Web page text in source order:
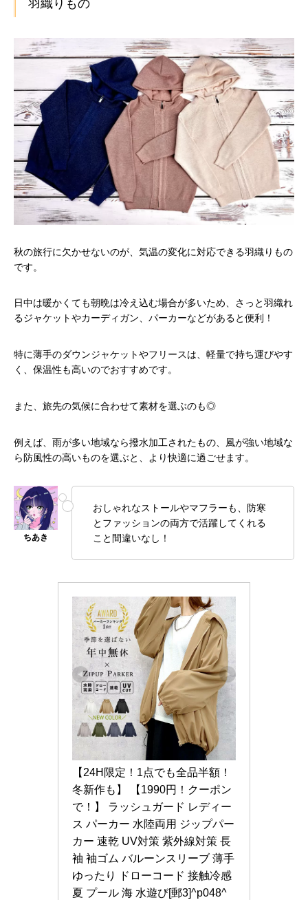
羽織りもの
秋の旅行に欠かせないのが、気温の変化に対応できる羽織りもの
です。
日中は暖かくても朝晩は冷え込む場合が多いため、さっと羽織れ
るジャケットやカーディガン、パーカーなどがあると便利！
特に薄手のダウンジャケットやフリースは、軽量で持ち運びやす
く、保温性も高いのでおすすめです。
また、旅先の気候に合わせて素材を選ぶのも◎
例えば、雨が多い地域なら撥水加工されたもの、風が強い地域な
ら防風性の高いものを選ぶと、より快適に過ごせます。
おしゃれなストールやマフラーも、防寒
とファッションの両方で活躍してくれる
こと間違いなし！
【24H限定！1点でも全品半額！
冬新作も】 【1990円！クーポン
で！】 ラッシュガード レディー
ス パーカー 水陸両用 ジップパー
カー 速乾 UV対策 紫外線対策 長
袖 袖ゴム バルーンスリーブ 薄手
ゆったり ドローコード 接触冷感
夏 プール 海 水遊び[郵3]^p048^